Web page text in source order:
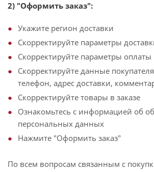
2) "Оформить заказ":
Укажите регион доставки
Скорректируйте параметры
Скорректируйте параметры оплаты
Скорректируйте данные
телефон, адрес доставки,
Скорректируйте товары в заказе
Ознакомьтесь с информацией об
персональных данных
Нажмите "Оформить заказ"
По всем вопросам связанным с